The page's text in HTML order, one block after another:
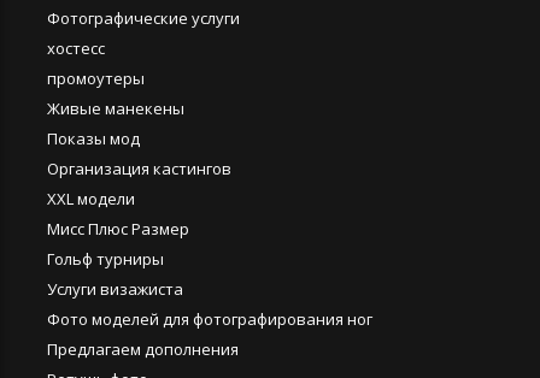
Фотографические услуги
хостесс
промоутеры
Живые манекены
Показы мод
Организация кастингов
XXL модели
Мисс Плюс Размер
Гольф турниры
Услуги визажиста
Фото моделей для фотографирования ног
Предлагаем дополнения